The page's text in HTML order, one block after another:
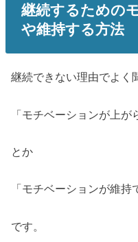
継続するための
や維持する方法
継続できない理由でよく
「モチベーションが上が
とか
「モチベーションが維持
です。